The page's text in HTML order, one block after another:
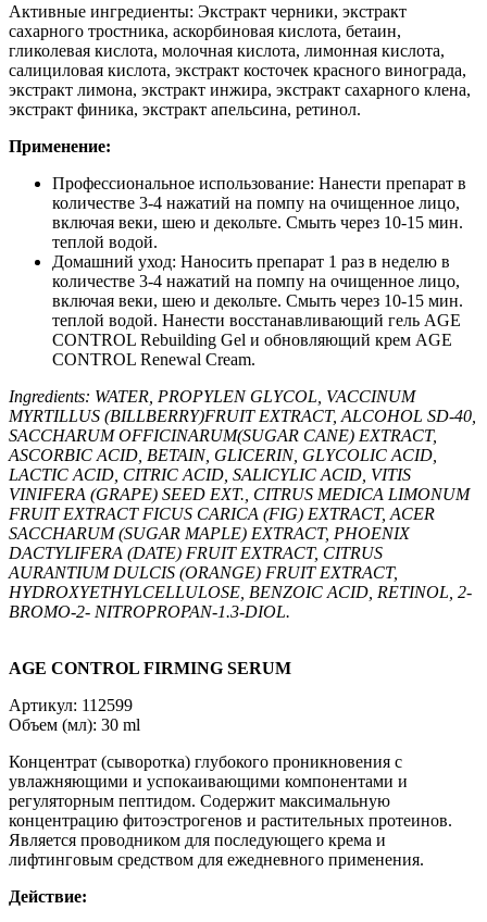
Активные ингредиенты: Экстракт черники, экстракт
сахарного тростника, аскорбиновая кислота, бетаин,
гликолевая кислота, молочная кислота, лимонная кислота,
салициловая кислота, экстракт косточек красного винограда,
экстракт лимона, экстракт инжира, экстракт сахарного клена,
экстракт финика, экстракт апельсина, ретинол.
Применение:
Профессиональное использование: Нанести препарат в
количестве 3-4 нажатий на помпу на очищенное лицо,
включая веки, шею и декольте. Смыть через 10-15 мин.
теплой водой.
Домашний уход: Наносить препарат 1 раз в неделю в
количестве 3-4 нажатий на помпу на очищенное лицо,
включая веки, шею и декольте. Смыть через 10-15 мин.
теплой водой. Нанести восстанавливающий гель AGE
CONTROL Rebuilding Gel и обновляющий крем AGE
CONTROL Renewal Cream.
Ingredients: WATER, PROPYLEN GLYCOL, VACCINUM
MYRTILLUS (BILLBERRY)FRUIT EXTRACT, ALCOHOL SD-40,
SACCHARUM OFFICINARUM(SUGAR CANE) EXTRACT,
ASCORBIC ACID, BETAIN, GLICERIN, GLYCOLIC ACID,
LACTIC ACID, CITRIC ACID, SALICYLIC ACID, VITIS
VINIFERA (GRAPE) SEED EXT., CITRUS MEDICA LIMONUM
FRUIT EXTRACT FICUS CARICA (FIG) EXTRACT, ACER
SACCHARUM (SUGAR MAPLE) EXTRACT, PHOENIX
DACTYLIFERA (DATE) FRUIT EXTRACT, CITRUS
AURANTIUM DULCIS (ORANGE) FRUIT EXTRACT,
HYDROXYETHYLCELLULOSE, BENZOIC ACID, RETINOL, 2-
BROMO-2- NITROPROPAN-1.3-DIOL.
AGE CONTROL FIRMING SERUM
Артикул: 112599
Объем (мл): 30 ml
Концентрат (сыворотка) глубокого проникновения с
увлажняющими и успокаивающими компонентами и
регуляторным пептидом. Содержит максимальную
концентрацию фитоэстрогенов и растительных протеинов.
Является проводником для последующего крема и
лифтинговым средством для ежедневного применения.
Действие: